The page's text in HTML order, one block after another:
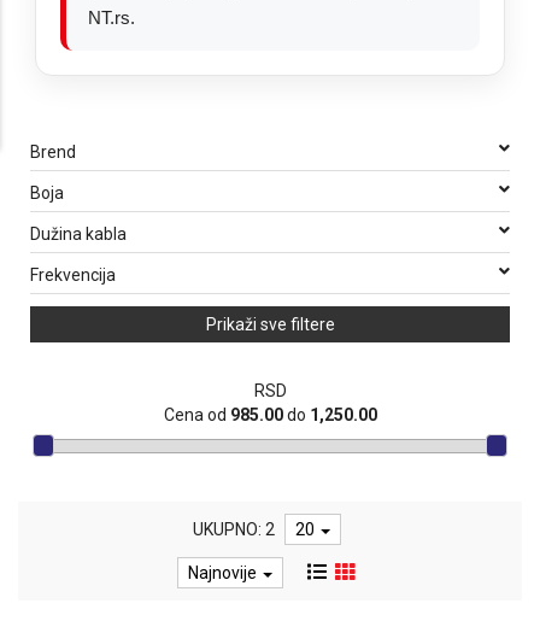
NT.rs.
Brend
Boja
Dužina kabla
Frekvencija
Prikaži sve filtere
RSD
Cena od 985.00do 1,250.00
UKUPNO: 2 20
Najnovije